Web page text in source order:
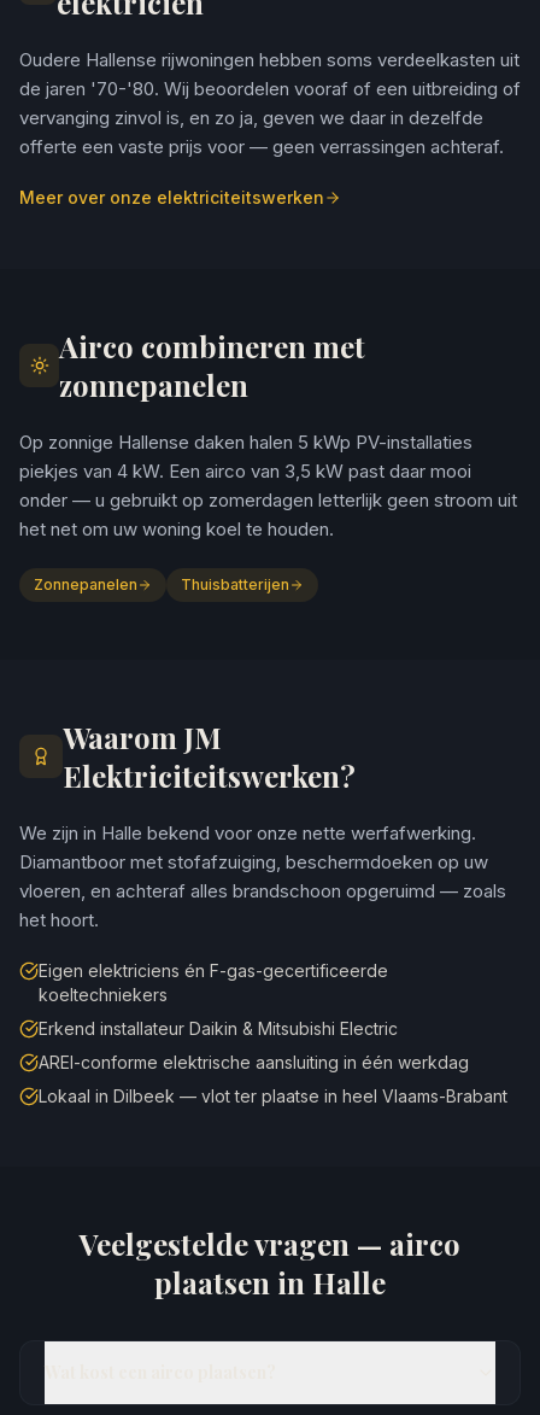
Oudere Hallense rijwoningen hebben soms verdeelkasten uit
de jaren '70-'80. Wij beoordelen vooraf of een uitbreiding of
vervanging zinvol is, en zo ja, geven we daar in dezelfde
offerte een vaste prijs voor — geen verrassingen achteraf.
Meer over onze elektriciteitswerken
Airco combineren met
zonnepanelen
Op zonnige Hallense daken halen 5 kWp PV-installaties
piekjes van 4 kW. Een airco van 3,5 kW past daar mooi
onder — u gebruikt op zomerdagen letterlijk geen stroom uit
het net om uw woning koel te houden.
Zonnepanelen Thuisbatterijen
Waarom JM
Elektriciteitswerken?
We zijn in Halle bekend voor onze nette werfafwerking.
Diamantboor met stofafzuiging, beschermdoeken op uw
vloeren, en achteraf alles brandschoon opgeruimd — zoals
het hoort.
Eigen elektriciens én F-gas-gecertificeerde
koeltechniekers
Erkend installateur Daikin & Mitsubishi Electric
AREI-conforme elektrische aansluiting in één werkdag
Lokaal in Dilbeek — vlot ter plaatse in heel Vlaams-Brabant
Veelgestelde vragen — airco
plaatsen in Halle